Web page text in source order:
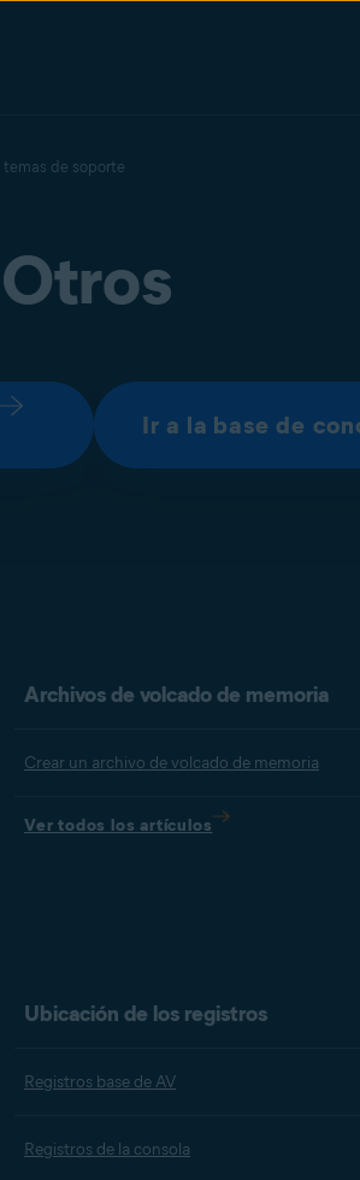
temas de soporte
Otros
Ir a la base de
Archivos de volcado de memoria
Crear un archivo de volcado de memoria
Ver todos los artículos
Ubicación de los registros
Registros base de AV
Registros de la consola